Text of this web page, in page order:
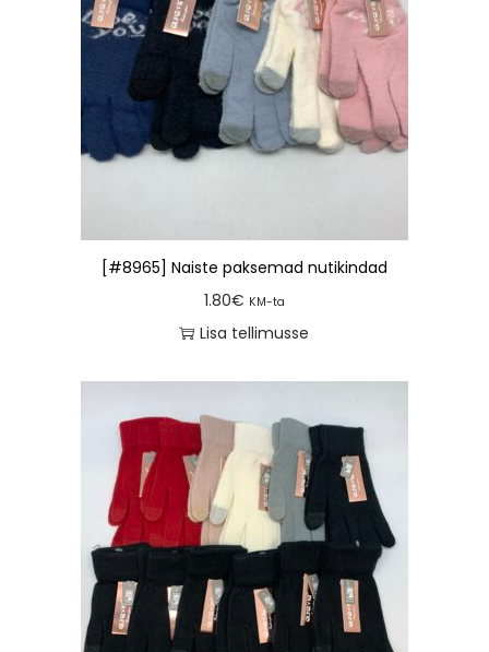
[#8965] Naiste paksemad nutikindad
1.80€ KM-ta
Lisa tellimusse